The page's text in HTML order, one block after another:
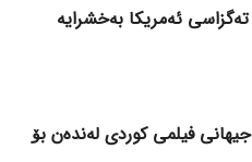
ئەمریکا بەخشرایە
فیلمی کوردی لەندەن بۆ